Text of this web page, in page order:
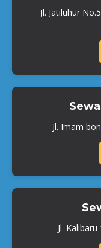
Jl. Jatiluhur
Jl. Imam
Jl.